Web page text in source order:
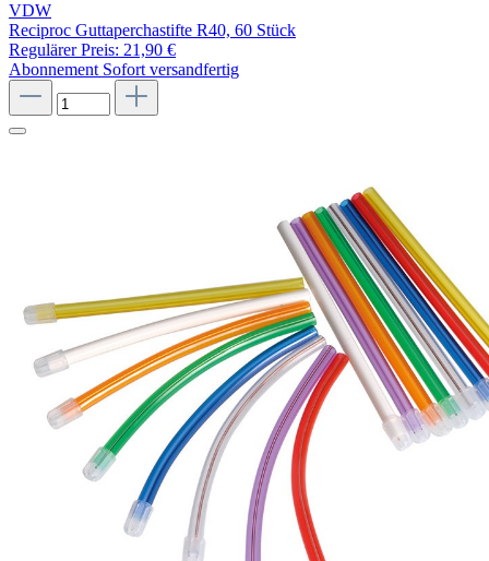
VDW
Reciproc Guttaperchastifte R40, 60 Stück
Regulärer Preis: 21,90 €
Abonnement Sofort versandfertig